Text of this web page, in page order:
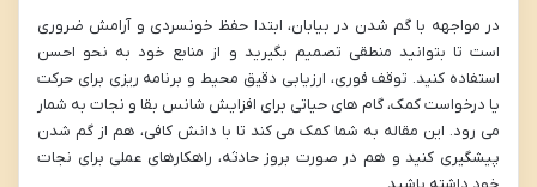
در مواجهه با گم شدن در بیابان، ابتدا حفظ خونسردی و آرامش ضروری
است تا بتوانید منطقی تصمیم بگیرید و از منابع خود به نحو احسن
استفاده کنید. توقف فوری، ارزیابی دقیق محیط و برنامه ریزی برای حرکت
یا درخواست کمک، گام های حیاتی برای افزایش شانس بقا و نجات به شمار
می رود. این مقاله به شما کمک می کند تا با دانش کافی، هم از گم شدن
پیشگیری کنید و هم در صورت بروز حادثه، راهکارهای عملی برای نجات